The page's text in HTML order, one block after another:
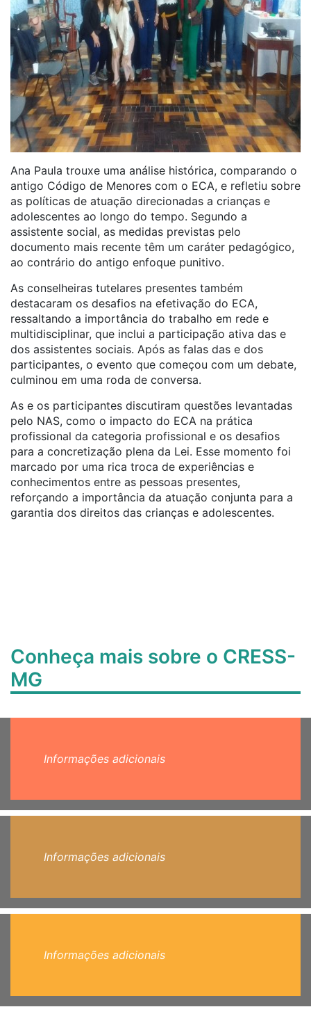
Ana Paula trouxe uma análise histórica, comparando o
antigo Código de Menores com o ECA, e refletiu sobre
as políticas de atuação direcionadas a crianças e
adolescentes ao longo do tempo. Segundo a
assistente social, as medidas previstas pelo
documento mais recente têm um caráter pedagógico,
ao contrário do antigo enfoque punitivo.
As conselheiras tutelares presentes também
destacaram os desafios na efetivação do ECA,
ressaltando a importância do trabalho em rede e
multidisciplinar, que inclui a participação ativa das e
dos assistentes sociais. Após as falas das e dos
participantes, o evento que começou com um debate,
culminou em uma roda de conversa.
As e os participantes discutiram questões levantadas
pelo NAS, como o impacto do ECA na prática
profissional da categoria profissional e os desafios
para a concretização plena da Lei. Esse momento foi
marcado por uma rica troca de experiências e
conhecimentos entre as pessoas presentes,
reforçando a importância da atuação conjunta para a
garantia dos direitos das crianças e adolescentes.
Conheça mais sobre o CRESS-
MG
Informações adicionais
Informações adicionais
Informações adicionais